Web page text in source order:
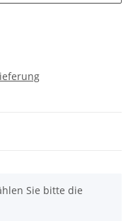
Sie bitte die